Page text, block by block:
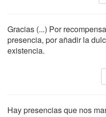
Gracias (...) Por
presencia, por añadir la
existencia.
Hay presencias que nos